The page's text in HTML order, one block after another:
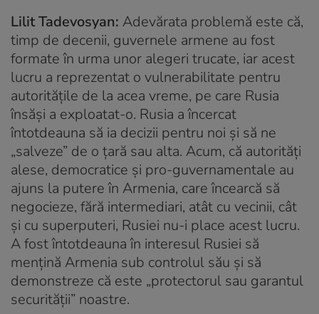
Lilit Tadevosyan: Adevărata problemă este că,
timp de decenii, guvernele armene au fost
formate în urma unor alegeri trucate, iar acest
lucru a reprezentat o vulnerabilitate pentru
autoritățile de la acea vreme, pe care Rusia
însăși a exploatat-o. Rusia a încercat
întotdeauna să ia decizii pentru noi și să ne
„salveze” de o țară sau alta. Acum, că autorități
alese, democratice și pro-guvernamentale au
ajuns la putere în Armenia, care încearcă să
negocieze, fără intermediari, atât cu vecinii, cât
și cu superputeri, Rusiei nu-i place acest lucru.
A fost întotdeauna în interesul Rusiei să
mențină Armenia sub controlul său și să
demonstreze că este „protectorul sau garantul
securității” noastre.